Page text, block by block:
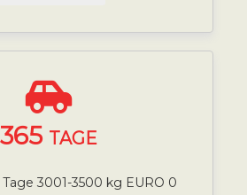
365 TAGE
3001-3500 kg EURO 0